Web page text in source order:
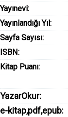
Yayınevi:
Yayınlandığı Yıl:
Sayfa Sayısı:
ISBN:
Kitap Puanı:
YazarOkur:
e-kitap,pdf,epub: